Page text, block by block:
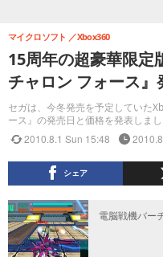
15周年の超豪華限定
チャロン フォース』
セガは、今冬発売を予定していた
ース』の発売日と価格を発表しまし
マイクロソフト Xbox360
2010.8.1 Sun 15:48
シェア
電脳戦機バー